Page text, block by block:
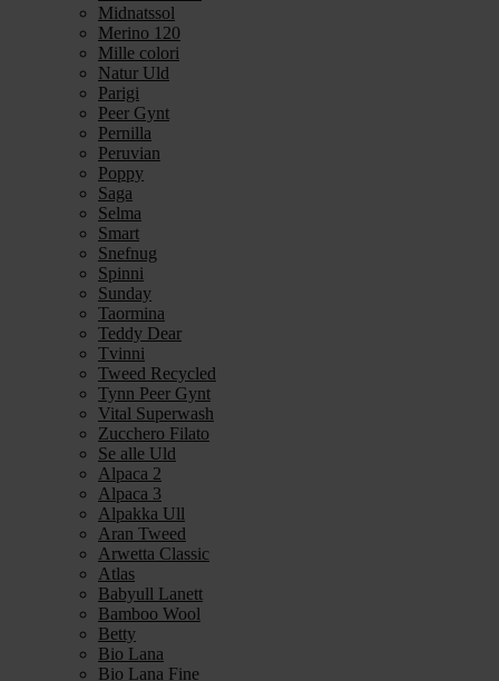
Midnatssol
Merino 120
Mille colori
Natur Uld
Parigi
Peer Gynt
Pernilla
Peruvian
Poppy
Saga
Selma
Smart
Snefnug
Spinni
Sunday
Taormina
Teddy Dear
Tvinni
Tweed Recycled
Tynn Peer Gynt
Vital Superwash
Zucchero Filato
Se alle Uld
Alpaca 2
Alpaca 3
Alpakka Ull
Aran Tweed
Arwetta Classic
Atlas
Babyull Lanett
Bamboo Wool
Betty
Bio Lana
Bio Lana Fine